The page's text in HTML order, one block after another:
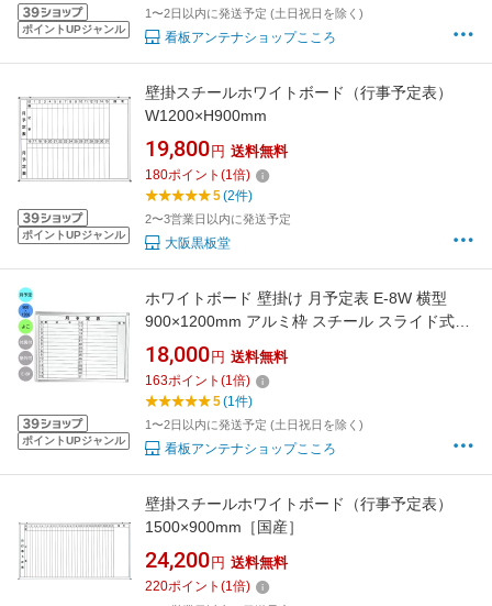
ポイントUPジャンル
1〜2日以内に発送予定 (土日祝日を除く)
看板アンテナショップこころ
ポイントUPジャンル
壁掛スチールホワイトボード（行事予定表）
W1200×H900mm
19,800 円 送料無料
180ポイント (1倍)
5(2件)
2〜3営業日以内に発送予定
大阪黒板堂
ポイントUPジャンル
ホワイトボード 壁掛け 月予定表 E-8W 横型
900×1200mm アルミ枠 スチール スライド式吊
り下げ金具 付属品（黒板消し マーカー マグネ
ット スパナ）セット マンスリー
18,000 円 送料無料
163ポイント (1倍)
5(1件)
1〜2日以内に発送予定 (土日祝日を除く)
看板アンテナショップこころ
壁掛スチールホワイトボード（行事予定表）
1500×900mm［国産］
24,200 円 送料無料
220ポイント (1倍)